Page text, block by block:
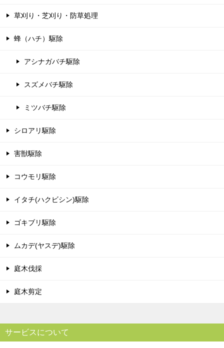
草刈り・芝刈り・防草処理
蜂（ハチ）駆除
アシナガバチ駆除
スズメバチ駆除
ミツバチ駆除
シロアリ駆除
害獣駆除
コウモリ駆除
イタチ(ハクビシン)駆除
ゴキブリ駆除
ムカデ(ヤスデ)駆除
庭木伐採
庭木剪定
サービスについて